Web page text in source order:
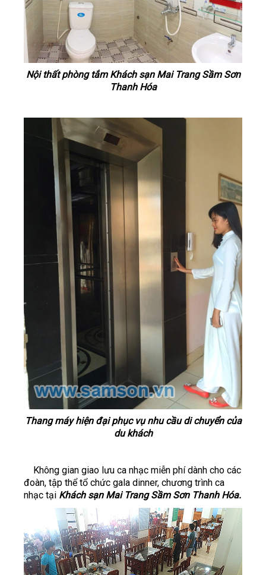
Nội thất phòng tắm Khách sạn Mai Trang Sầm Sơn
Thanh Hóa
Thang máy hiện đại phục vụ nhu cầu di chuyển của
du khách
Không gian giao lưu ca nhạc miễn phí dành cho các
đoàn, tập thể tổ chức gala dinner, chương trình ca
nhạc tại Khách sạn Mai Trang Sầm Sơn Thanh Hóa.